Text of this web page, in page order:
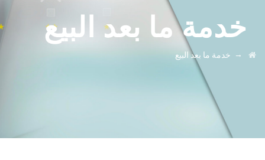
خدمة ما بعد البيع
→ خدمة ما بعد البيع